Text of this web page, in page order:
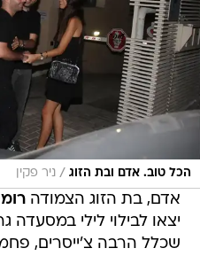
הכל טוב. אדם ובת הזוג / ניר פקין
אדם, בת הזוג הצמודה
יצאו לבילוי לילי במסעדה
שכלל הרבה צ'ייסרים,